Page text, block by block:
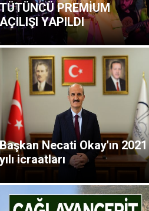
TÜTÜNCÜ PREMİUM
YAPILDI
Başkan Necati Okay'ın 2021
icraatları